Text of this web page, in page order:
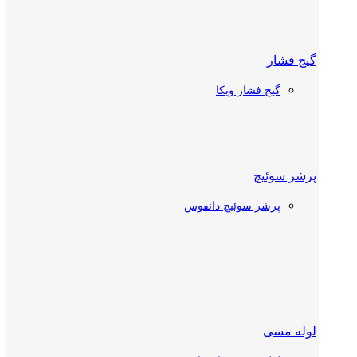
چک ولو
گیج فشار
گیج فشار ویکا
پرشر سوئیچ
پرشر سوئیچ دانفوس
لوله مسی